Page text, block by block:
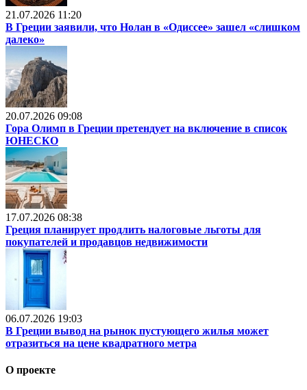
21.07.2026 11:20
В Греции заявили, что Нолан в «Одиссее» зашел «слишком
далеко»
20.07.2026 09:08
Гора Олимп в Греции претендует на включение в список
ЮНЕСКО
17.07.2026 08:38
Греция планирует продлить налоговые льготы для
покупателей и продавцов недвижимости
06.07.2026 19:03
В Греции вывод на рынок пустующего жилья может
отразиться на цене квадратного метра
О проекте